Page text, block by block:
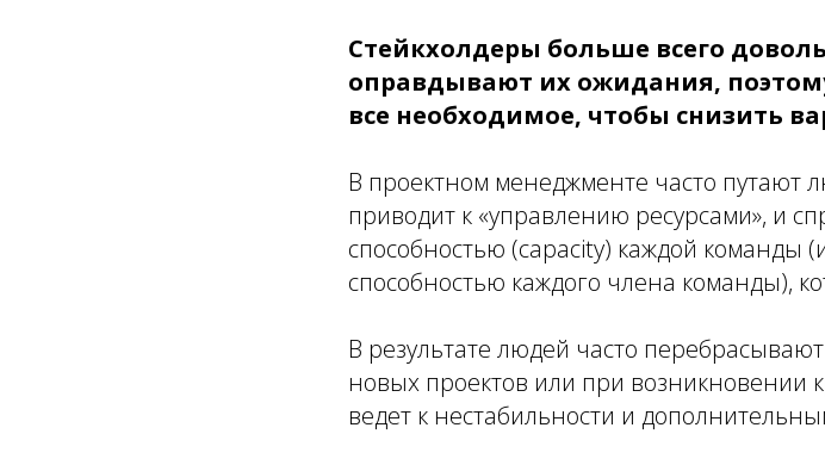
Стейкхолдеры больше всего
оправдывают их ожидания,
все необходимое, чтобы снизить
В проектном менеджменте часто путают
приводит к «управлению ресурсами», и
способностью (capacity) каждой команды
способностью каждого члена команды),
В результате людей часто
новых проектов или при возникновении
ведет к нестабильности и